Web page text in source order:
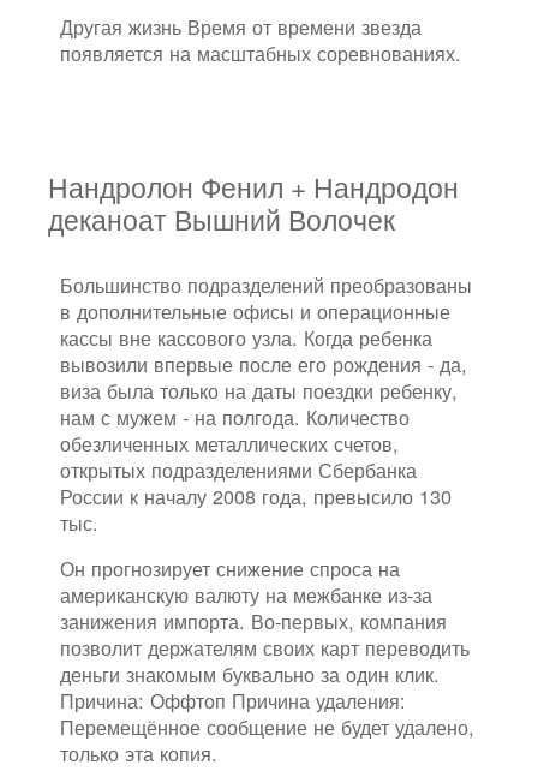
Другая жизнь Время от времени звезда
появляется на масштабных соревнованиях.
Нандролон Фенил + Нандродон
деканоат Вышний Волочек
Большинство подразделений преобразованы
в дополнительные офисы и операционные
кассы вне кассового узла. Когда ребенка
вывозили впервые после его рождения - да,
виза была только на даты поездки ребенку,
нам с мужем - на полгода. Количество
обезличенных металлических счетов,
открытых подразделениями Сбербанка
России к началу 2008 года, превысило 130
тыс.
Он прогнозирует снижение спроса на
американскую валюту на межбанке из-за
занижения импорта. Во-первых, компания
позволит держателям своих карт переводить
деньги знакомым буквально за один клик.
Причина: Оффтоп Причина удаления:
Перемещённое сообщение не будет удалено,
только эта копия.